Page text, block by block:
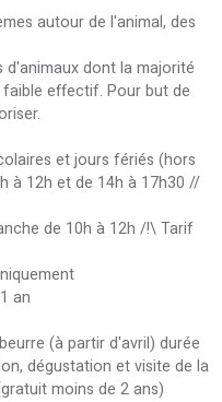
autour de l'animal, des
d'animaux dont la majorité
effectif. Pour but de
et jours fériés (hors
à 12h et de 14h à 17h30 //
de 10h à 12h /!\ Tarif
an
(à partir d'avril) durée
dégustation et visite de la
moins de 2 ans)